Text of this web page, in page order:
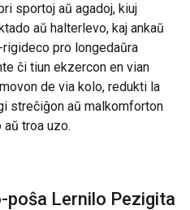
sportoj aŭ agadoj, kiuj
aŭ halterlevo, kaj ankaŭ
pro longedaŭra
ĉi tiun ekzercon en vian
de via kolo, redukti la
streĉiĝon aŭ malkomforton
troa uzo.
poŝa Lernilo Pezigita